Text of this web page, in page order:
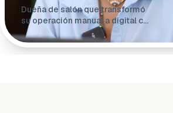
Dueña de salón que transformó
su operación manual a digital con
WeiBook.